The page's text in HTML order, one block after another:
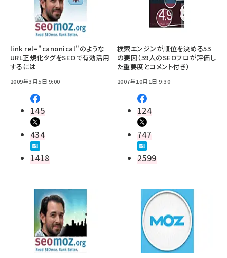
link rel="canonical"のような
URL正規化タグをSEOで有効活用
するには
2009年3月5日 9:00
145
434
1418
検索エンジンが順位を決める53
の要因（39人のSEOプロが評価し
た重要度とコメント付き）
2007年10月1日 9:30
124
747
2599